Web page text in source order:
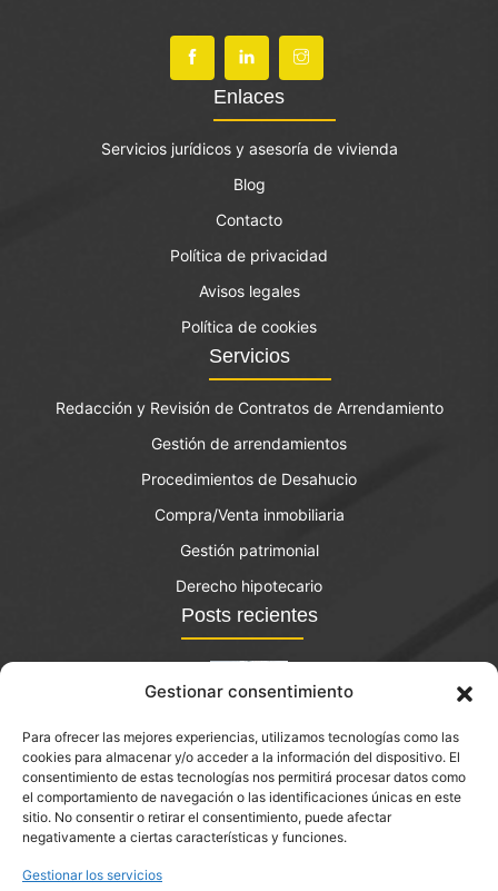
Gestionar consentimiento
Para ofrecer las mejores experiencias, utilizamos tecnologías como las
cookies para almacenar y/o acceder a la información del dispositivo. El
consentimiento de estas tecnologías nos permitirá procesar datos como
el comportamiento de navegación o las identificaciones únicas en este
sitio. No consentir o retirar el consentimiento, puede afectar
negativamente a ciertas características y funciones.
Gestionar los servicios
Enlaces
Servicios jurídicos y asesoría de vivienda
Blog
Contacto
Política de privacidad
Avisos legales
Política de cookies
Servicios
Redacción y Revisión de Contratos de Arrendamiento
Gestión de arrendamientos
Procedimientos de Desahucio
Compra/Venta inmobiliaria
Gestión patrimonial
Derecho hipotecario
Posts recientes
El bono joven de vivienda: qué es y quién lo puede
solicitar?
septiembre 14, 2023